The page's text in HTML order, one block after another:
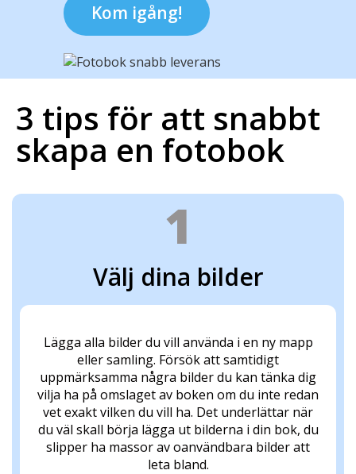
Kom igång!
3 tips för att snabbt
skapa en fotobok
1
Välj dina bilder
Lägga alla bilder du vill använda i en ny mapp
eller samling. Försök att samtidigt
uppmärksamma några bilder du kan tänka dig
vilja ha på omslaget av boken om du inte redan
vet exakt vilken du vill ha. Det underlättar när
du väl skall börja lägga ut bilderna i din bok, du
slipper ha massor av oanvändbara bilder att
leta bland.